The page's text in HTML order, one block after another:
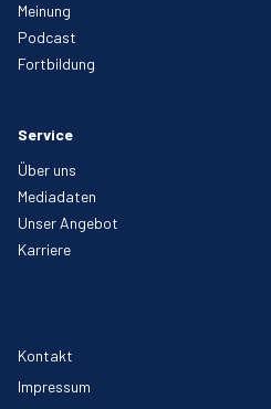
Meinung
Podcast
Fortbildung
Service
Über uns
Mediadaten
Unser Angebot
Karriere
Kontakt
Impressum